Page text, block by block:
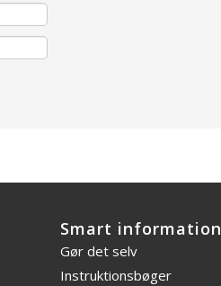
Smart information
Gør det selv
Instruktionsbøger